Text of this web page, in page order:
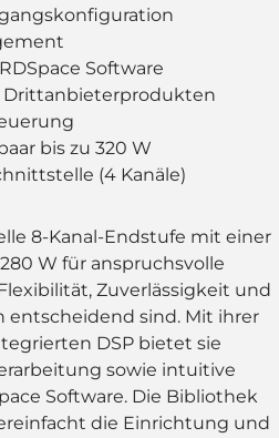
Software
Drittanbieterprodukten
bis zu 320 W
(4 Kanäle)
8-Kanal-Endstufe mit einer
W für anspruchsvolle
Zuverlässigkeit und
sind. Mit ihrer
DSP bietet sie
sowie intuitive
Software. Die Bibliothek
die Einrichtung und